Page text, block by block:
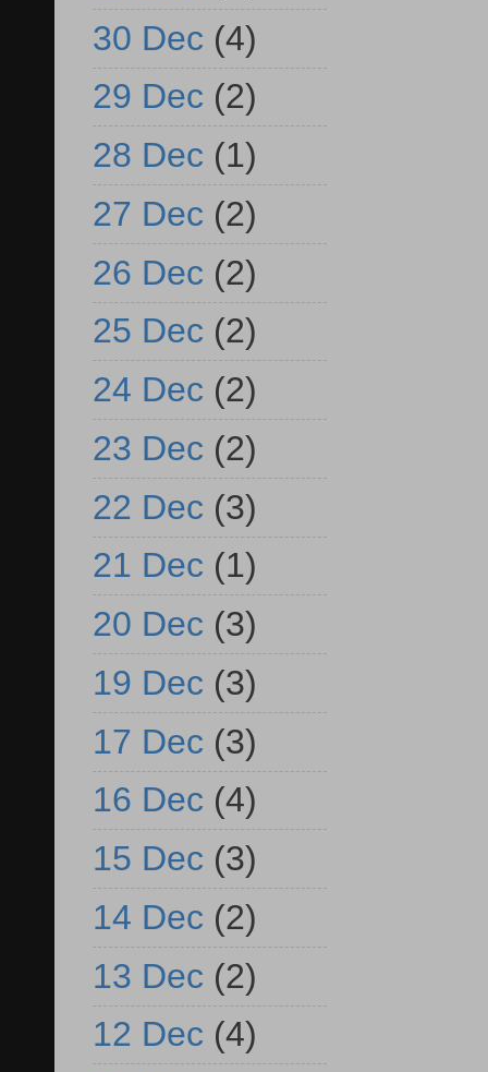
30 Dec (4)
29 Dec (2)
28 Dec (1)
27 Dec (2)
26 Dec (2)
25 Dec (2)
24 Dec (2)
23 Dec (2)
22 Dec (3)
21 Dec (1)
20 Dec (3)
19 Dec (3)
17 Dec (3)
16 Dec (4)
15 Dec (3)
14 Dec (2)
13 Dec (2)
12 Dec (4)